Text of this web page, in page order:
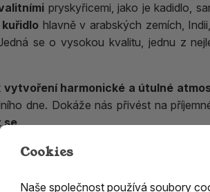
pryskyřicemi, jako je kadidlo,
hlavně v arabských zemích,
se o vysokou kvalitu, jednu z
vytvoření harmonické a útulné
dne. Dokáže nás přivést na
se.
vyvážená a ušlechtilá s
Cookies
Naše společnost používá soubory